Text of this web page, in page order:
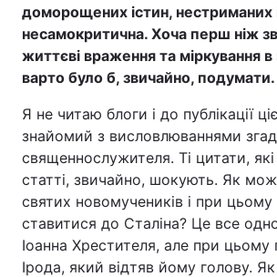
Тема оформлення
доморощених істин, нестриманих
несамокритична. Хоча перш ніж
життєві враження та міркування
варто було б, звичайно, подумати.
Я не читаю блоги і до публікації
знайомий з висловлюваннями
священнослужителя. Ті цитати, які
статті, звичайно, шокують. Як
святих новомучеників і при
ставитися до Сталіна? Це все
Іоанна Хрестителя, але при цьому
Ірода, який відтяв йому голову.